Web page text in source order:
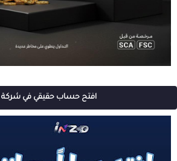
افتح حساب حقيقي في شركة